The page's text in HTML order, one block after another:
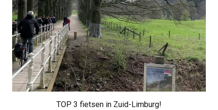
TOP 3 fietsen in Zuid-Limburg!